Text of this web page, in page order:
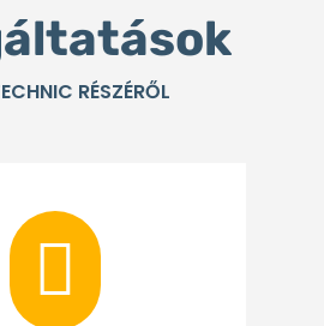
RÉSZÉRŐL
